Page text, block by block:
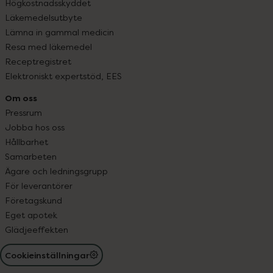
Högkostnadsskyddet
Läkemedelsutbyte
Lämna in gammal medicin
Resa med läkemedel
Receptregistret
Elektroniskt expertstöd, EES
Om oss
Pressrum
Jobba hos oss
Hållbarhet
Samarbeten
Ägare och ledningsgrupp
För leverantörer
Företagskund
Eget apotek
Glädjeeffekten
Cookieinställningar